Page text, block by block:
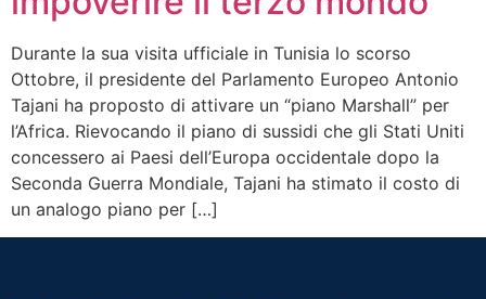
Durante la sua visita ufficiale in Tunisia lo scorso
Ottobre, il presidente del Parlamento Europeo Antonio
Tajani ha proposto di attivare un “piano Marshall” per
l’Africa. Rievocando il piano di sussidi che gli Stati Uniti
concessero ai Paesi dell’Europa occidentale dopo la
Seconda Guerra Mondiale, Tajani ha stimato il costo di
un analogo piano per […]